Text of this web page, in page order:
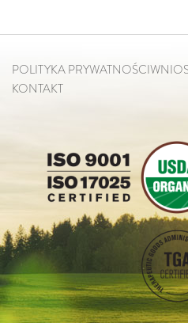
POLITYKA PRYWATNOŚCI
KONTAKT